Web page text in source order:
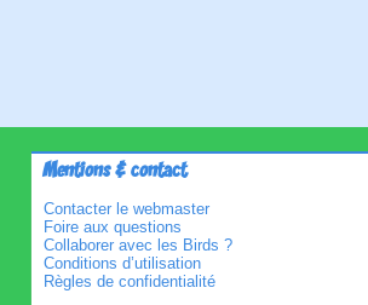
Mentions & contact
Contacter le webmaster
Foire aux questions
Collaborer avec les Birds ?
Conditions d’utilisation
Règles de confidentialité